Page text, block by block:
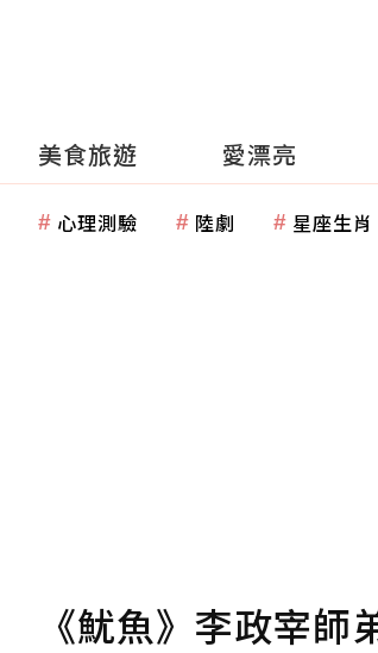
美食旅遊 愛漂亮
心理測驗 陸劇 星座生肖
《魷魚》李政宰